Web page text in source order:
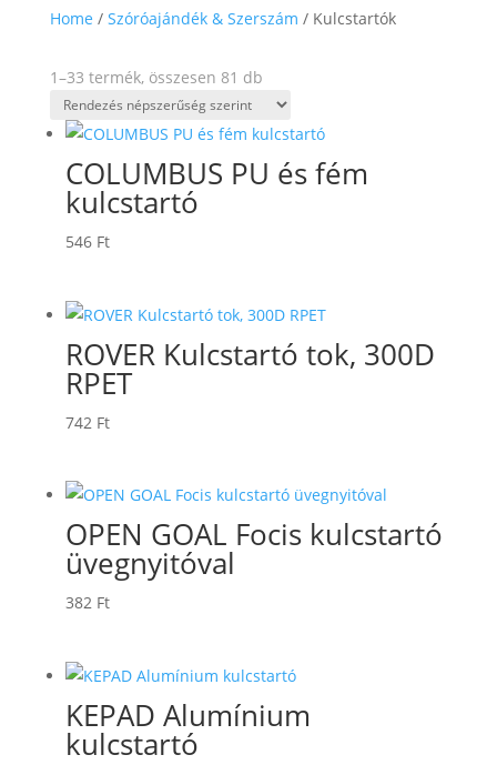
Home / Szóróajándék & Szerszám / Kulcstartók
1–33 termék, összesen 81 dbSorted
by
popularity
COLUMBUS PU és fém
kulcstartó
546 Ft
ROVER Kulcstartó tok, 300D
RPET
742 Ft
OPEN GOAL Focis kulcstartó
üvegnyitóval
382 Ft
KEPAD Alumínium
kulcstartó